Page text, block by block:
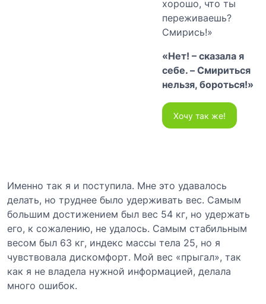
хорошо, что ты
переживаешь?
Смирись!»
«Нет! – сказала я
себе. – Смириться
нельзя, бороться!»
Хочу так же!
Именно так я и поступила. Мне это удавалось
делать, но труднее было удерживать вес. Самым
большим достижением был вес 54 кг, но удержать
его, к сожалению, не удалось. Самым стабильным
весом был 63 кг, индекс массы тела 25, но я
чувствовала дискомфорт. Мой вес «прыгал», так
как я не владела нужной информацией, делала
много ошибок.